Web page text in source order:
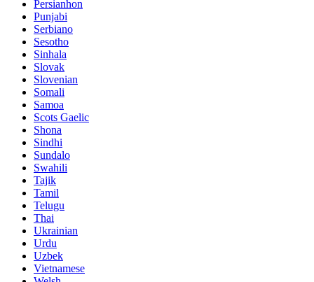
Persianhon
Punjabi
Serbiano
Sesotho
Sinhala
Slovak
Slovenian
Somali
Samoa
Scots Gaelic
Shona
Sindhi
Sundalo
Swahili
Tajik
Tamil
Telugu
Thai
Ukrainian
Urdu
Uzbek
Vietnamese